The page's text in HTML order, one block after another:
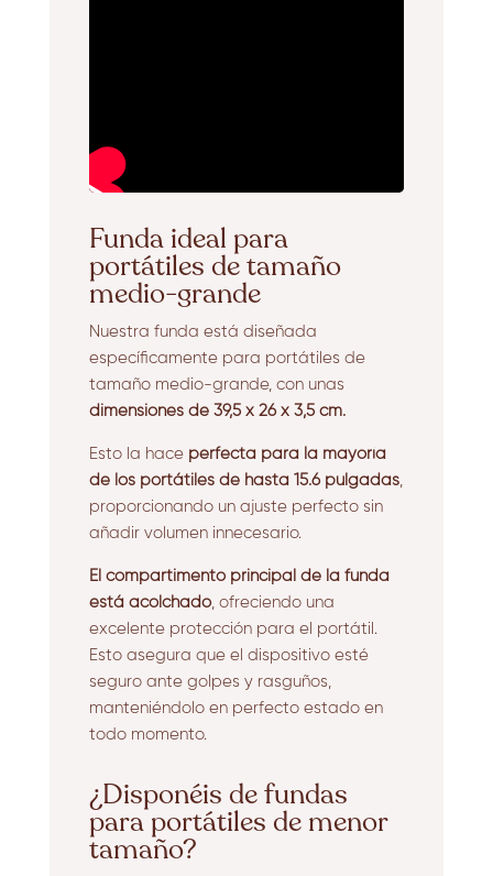
Funda ideal para
portátiles de tamaño
medio-grande
Nuestra funda está diseñada
específicamente para portátiles de
tamaño medio-grande, con unas
dimensiones de 39,5 x 26 x 3,5 cm.
Esto la hace perfecta para la mayoría
de los portátiles de hasta 15.6 pulgadas,
proporcionando un ajuste perfecto sin
añadir volumen innecesario.
El compartimento principal de la funda
está acolchado, ofreciendo una
excelente protección para el portátil.
Esto asegura que el dispositivo esté
seguro ante golpes y rasguños,
manteniéndolo en perfecto estado en
todo momento.
¿Disponéis de fundas
para portátiles de menor
tamaño?